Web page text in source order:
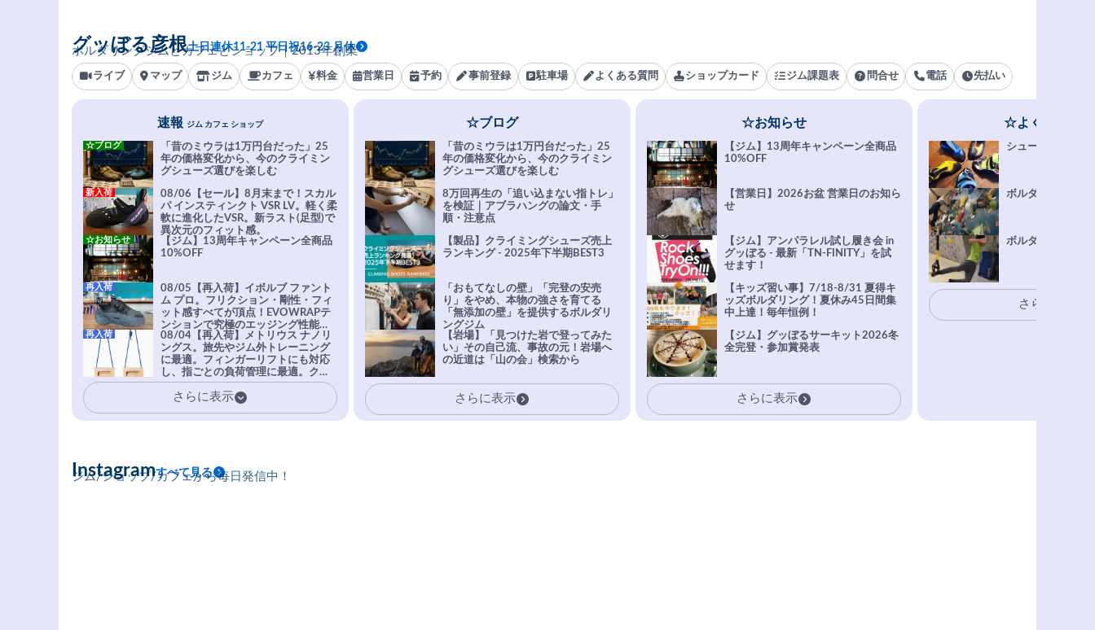
ボルダリングジムとカフェとショップ｜2013年創業
グッぼる彦根土日連休11-21 平日祝16-23 月休
ライブ マップ ジム カフェ 料金 営業日 予約 事前登録 駐車場 よくある質問 ショップカード ジム課題表 問合せ 電話 先払い
速報 ジム カフェ ショップ
「昔のミウラは1万円台だった」25
年の価格変化から、今のクライミン
グシューズ選びを楽しむ
☆ブログ
08/06【セール】8月末まで！スカル
パ インスティンクト VSR LV。軽く柔
軟に進化したVSR。新ラスト(足型)で
異次元のフィット感。
新入荷
【ジム】13周年キャンペーン全商品
10%OFF
☆お知らせ
08/05【再入荷】イボルブ ファント
ム プロ。フリクション・剛性・フィ
ット感すべてが頂点！EVOWRAPテ
ンションで究極のエッジング性能を
実現。進化系ラバーEvo-74はTRAX
を凌駕する粘着力で極小ホールドに
安心感。
再入荷
08/04【再入荷】メトリウス ナノリ
ングス。旅先やジム外トレーニング
に最適。フィンガーリフトにも対応
し、指ごとの負荷管理に最適。クラ
イマーの指を本気で鍛えるギア。
再入荷
さらに表示
☆ブログ
「昔のミウラは1万円台だった」25
年の価格変化から、今のクライミン
グシューズ選びを楽しむ
8万回再生の「追い込まない指トレ」
を検証｜アブラハングの論文・手
順・注意点
【製品】クライミングシューズ売上
ランキング - 2025年下半期BEST3
「おもてなしの壁」「完登の安売
り」をやめ、本物の強さを育てる
「無添加の壁」を提供するボルダリ
ングジム
【岩場】「見つけた岩で登ってみた
い」その自己流、事故の元！岩場へ
の近道は「山の会」検索から
さらに表示
☆お知らせ
【ジム】13周年キャンペーン全商品
10%OFF
【営業日】2026お盆 営業日のお知ら
せ
【ジム】アンパラレル試し履き会 in
グッぼる - 最新「TN-FINITY」を試
せます！
【キッズ習い事】7/18-8/31 夏得キ
ッズボルダリング！夏休み45日間集
中上達！毎年恒例！
【ジム】グッぼるサーキット2026冬
全完登・参加賞発表
さらに表示
☆よくある質
シューズ選びFAQ
ボルダリング上達
ボルダリングトレ
さらに表示
ジム/ショップ/カフェから毎日発信中！
Instagramすべて見る